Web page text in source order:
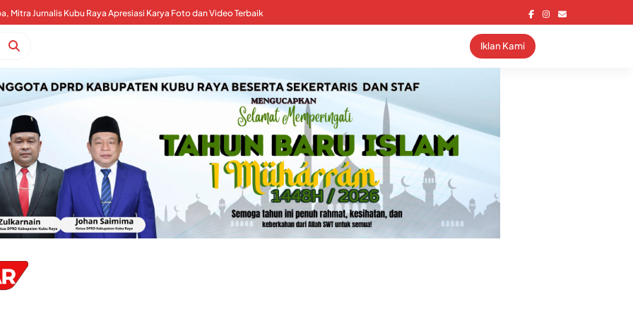
Mitra Jurnalis Kubu Raya Apresiasi Karya Foto dan Video Terbaik
Iklan Kami